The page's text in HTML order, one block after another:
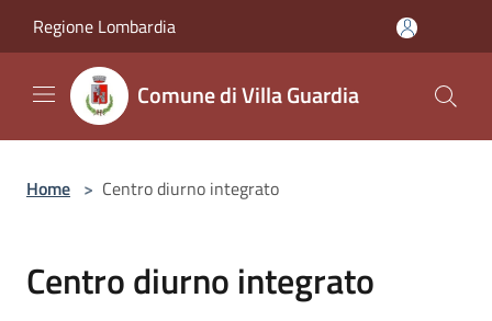
Regione Lombardia
Comune di Villa Guardia
Home > Centro diurno integrato
Centro diurno integrato